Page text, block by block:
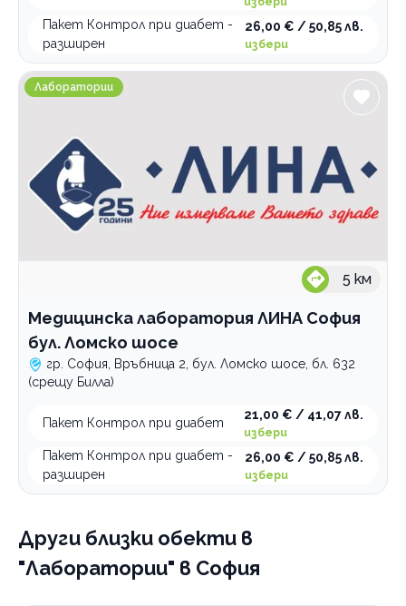
Пакет Контрол при диабет -
разширен
26,00 € / 50,85 лв.
избери
Медицинска лаборатория ЛИНА София бул. Ломско
Лаборатории
5 км
Медицинска лаборатория ЛИНА София
бул. Ломско шосе
гр. София, Връбница 2, бул. Ломско шосе, бл. 632
(срещу Билла)
Пакет Контрол при диабет
21,00 € / 41,07 лв.
избери
Пакет Контрол при диабет -
разширен
26,00 € / 50,85 лв.
избери
Други близки обекти в
"Лаборатории" в София
Царево
Севлиево
пакети
Метаболитен скрининг
пакети
Категории
Ортодонтия
Грижи за възрастни хора
Интравенозни терапии
Логопедични услуги
Лаборатории
Медицински услуги
Рехабилитация